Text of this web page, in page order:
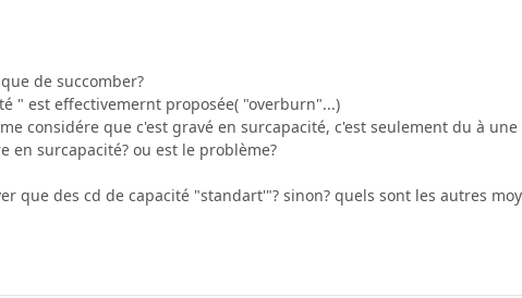
de succomber?
" est effectivemernt proposée( "overburn"...)
considére que c'est gravé en surcapacité, c'est seulement du à
en surcapacité? ou est le problème?
que des cd de capacité "standart'"? sinon? quels sont les autres